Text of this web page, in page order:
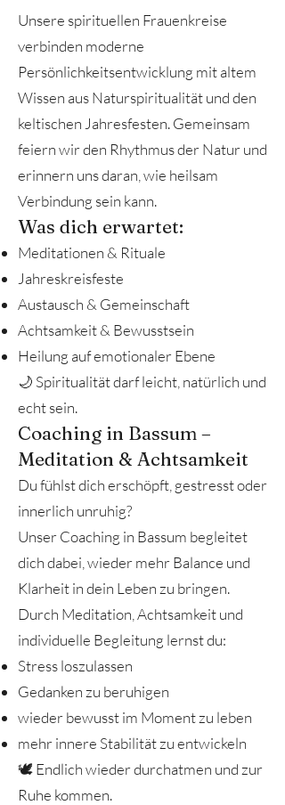
Unsere spirituellen Frauenkreise
verbinden moderne
Persönlichkeitsentwicklung mit altem
Wissen aus Naturspiritualität und den
keltischen Jahresfesten. Gemeinsam
feiern wir den Rhythmus der Natur und
erinnern uns daran, wie heilsam
Verbindung sein kann.
Was dich erwartet:
Meditationen & Rituale
Jahreskreisfeste
Austausch & Gemeinschaft
Achtsamkeit & Bewusstsein
Heilung auf emotionaler Ebene
🌙 Spiritualität darf leicht, natürlich und
echt sein.
Coaching in Bassum –
Meditation & Achtsamkeit
Du fühlst dich erschöpft, gestresst oder
innerlich unruhig?
Unser Coaching in Bassum begleitet
dich dabei, wieder mehr Balance und
Klarheit in dein Leben zu bringen.
Durch Meditation, Achtsamkeit und
individuelle Begleitung lernst du:
Stress loszulassen
Gedanken zu beruhigen
wieder bewusst im Moment zu leben
mehr innere Stabilität zu entwickeln
🕊️ Endlich wieder durchatmen und zur
Ruhe kommen.